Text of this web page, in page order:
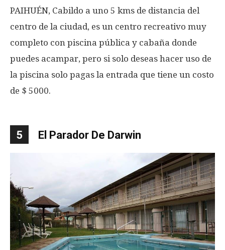
PAIHUÉN, Cabildo a uno 5 kms de distancia del
centro de la ciudad, es un centro recreativo muy
completo con piscina pública y cabaña donde
puedes acampar, pero si solo deseas hacer uso de
la piscina solo pagas la entrada que tiene un costo
de $ 5000.
5 El Parador De Darwin